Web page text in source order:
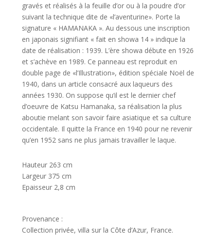
gravés et réalisés à la feuille d’or ou à la poudre d’or
suivant la technique dite de «l’aventurine». Porte la
signature « HAMANAKA ». Au dessous une inscription
en japonais signifiant « fait en showa 14 » indique la
date de réalisation : 1939. L’ère showa débute en 1926
et s’achève en 1989. Ce panneau est reproduit en
double page de «l’Illustration», édition spéciale Noël de
1940, dans un article consacré aux laqueurs des
années 1930. On suppose qu’il est le dernier chef
d’oeuvre de Katsu Hamanaka, sa réalisation la plus
aboutie melant son savoir faire asiatique et sa culture
occidentale. Il quitte la France en 1940 pour ne revenir
qu’en 1952 sans ne plus jamais travailler le laque.
Hauteur 263 cm
Largeur 375 cm
Epaisseur 2,8 cm
Provenance :
Collection privée, villa sur la Côte d’Azur, France.